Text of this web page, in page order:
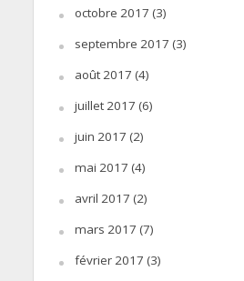
octobre 2017 (3)
septembre 2017 (3)
août 2017 (4)
juillet 2017 (6)
juin 2017 (2)
mai 2017 (4)
avril 2017 (2)
mars 2017 (7)
février 2017 (3)